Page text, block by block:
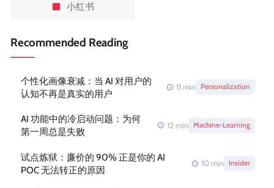
小红书
Recommended Reading
个性化画像衰减：当 AI 对用户的
认知不再是真实的用户
11 min Personalization
AI 功能中的冷启动问题：为何
第一周总是失败
12 min Machine-Learning
试点炼狱：廉价的 90% 正是你的 AI
POC 无法转正的原因
10 min Insider